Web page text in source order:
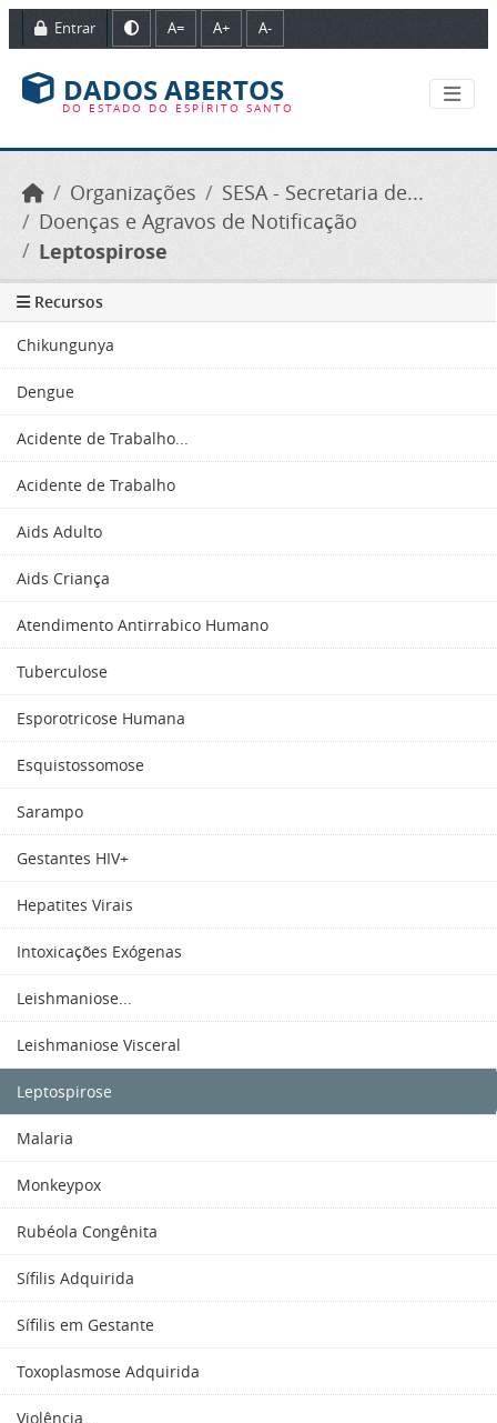
Ir para o conteúdo principal
Entrar A= A+ A-
DADOS ABERTOS
DO ESTADO DO ESPÍRITO SANTO
Organizações
SESA - Secretaria de...
Doenças e Agravos de Notificação
Leptospirose
Recursos
Chikungunya
Dengue
Acidente de Trabalho...
Acidente de Trabalho
Aids Adulto
Aids Criança
Atendimento Antirrabico Humano
Tuberculose
Esporotricose Humana
Esquistossomose
Sarampo
Gestantes HIV+
Hepatites Virais
Intoxicações Exógenas
Leishmaniose...
Leishmaniose Visceral
Leptospirose
Malaria
Monkeypox
Rubéola Congênita
Sífilis Adquirida
Sífilis em Gestante
Toxoplasmose Adquirida
Violência...